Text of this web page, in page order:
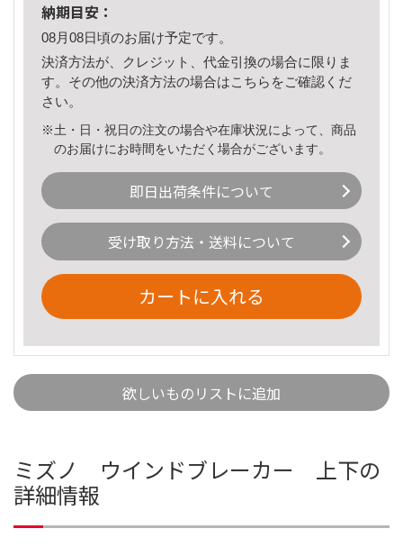
納期目安：
08月08日頃のお届け予定です。
決済方法が、クレジット、代金引換の場合に限りま
す。その他の決済方法の場合はこちら をご確認くだ
さい。
※土・日・祝日の注文の場合や在庫状況によって、商品
のお届けにお時間をいただく場合がございます。
即日出荷条件について
受け取り方法・送料について
カートに入れる
欲しいものリストに追加
ミズノ ウインドブレーカー 上下の
詳細情報